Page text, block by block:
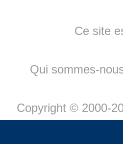
Ce site
Qui sommes-
Copyright © 2000-